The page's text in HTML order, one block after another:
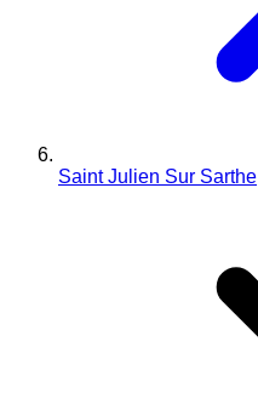
Saint Julien Sur Sarthe